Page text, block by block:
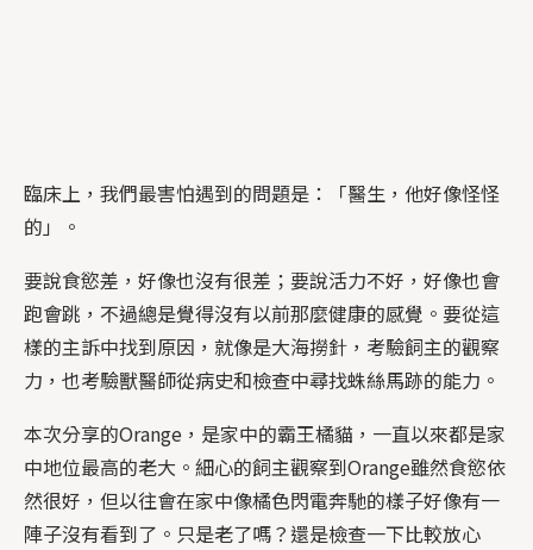
臨床上，我們最害怕遇到的問題是：「醫生，他好像怪怪
的」。
要說食慾差，好像也沒有很差；要說活力不好，好像也會
跑會跳，不過總是覺得沒有以前那麼健康的感覺。要從這
樣的主訴中找到原因，就像是大海撈針，考驗飼主的觀察
力，也考驗獸醫師從病史和檢查中尋找蛛絲馬跡的能力。
本次分享的Orange，是家中的霸王橘貓，一直以來都是家
中地位最高的老大。細心的飼主觀察到Orange雖然食慾依
然很好，但以往會在家中像橘色閃電奔馳的樣子好像有一
陣子沒有看到了。只是老了嗎？還是檢查一下比較放心